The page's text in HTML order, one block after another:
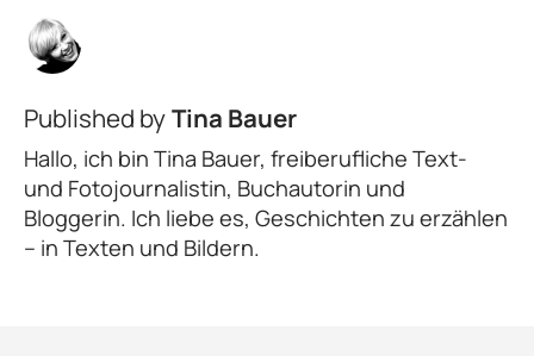
Published byTina Bauer
Hallo, ich bin Tina Bauer, freiberufliche Text-
und Fotojournalistin, Buchautorin und
Bloggerin. Ich liebe es, Geschichten zu erzählen
– in Texten und Bildern.